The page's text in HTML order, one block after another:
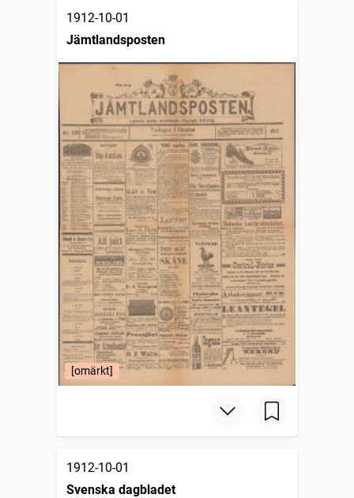
1912-10-01
Jämtlandsposten
[omärkt]
1912-10-01
Svenska dagbladet